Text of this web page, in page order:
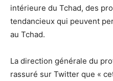
intérieure du Tchad, des
tendancieux qui peuvent
au Tchad.
La direction générale du
rassuré sur Twitter que «